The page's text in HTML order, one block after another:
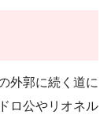
外郭に続く道に
ロ公やリオネル